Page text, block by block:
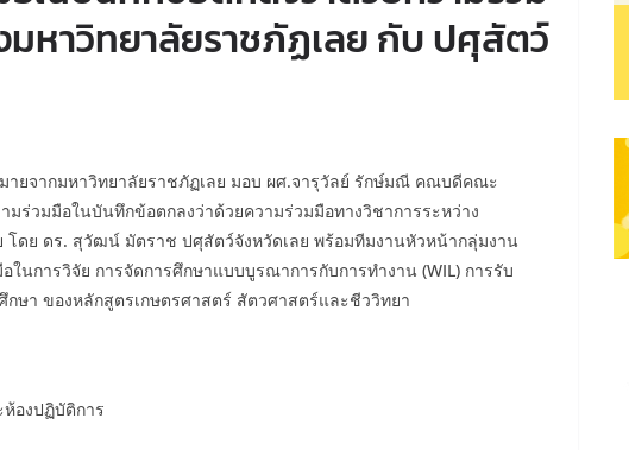
มหาวิทยาลัยราชภัฏเลย กับ ปศุสัตว์
ยจากมหาวิทยาลัยราชภัฏเลย มอบ ผศ.จารุวัลย์ รักษ์มณี คณบดีคณะ
ร่วมมือในบันทึกข้อตกลงว่าด้วยความร่วมมือทางวิชาการระหว่าง
โดย ดร. สุวัฒน์ มัตราช ปศุสัตว์จังหวัดเลย พร้อมทีมงานหัวหน้ากลุ่มงาน
ในการวิจัย การจัดการศึกษาแบบบูรณาการกับการทำงาน (WIL) การรับ
ษา ของหลักสูตรเกษตรศาสตร์ สัตวศาสตร์และชีววิทยา
องปฏิบัติการ